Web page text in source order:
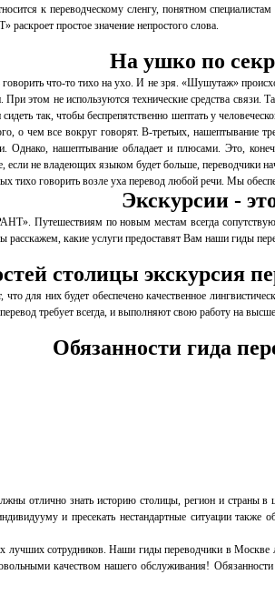
к переводческому сленгу, понятном
простое значение непростого слова.
На ушко по
что-то тихо на ухо. И не зря. «Шушутаж»
этом не используются технические средства
так, чтобы беспрепятственно шептать у
чем все вокруг говорят. В-третьих, нашептывание
нашептывание обладает и плюсами. Это,
не владеющих языком будет больше, переводчики
говорить возле уха перевод любой речи. Мы
Экскурсии -
Путешествиям по новым местам всегда
расскажем, какие услуги предоставят Вам наши гиды
столицы экскурсия
для них будет обеспечено качественное
требует всегда, и выполняют свою работу на
Обязанности гида
отлично знать историю столицы, регион и страны в
и пресекать нестандартные ситуации
сотрудников. Наши гиды переводчики в Москве
качеством нашего обслуживания!